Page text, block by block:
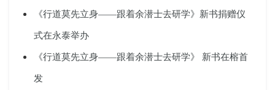
《行道莫先立身——跟着余潜士去研学》新书捐赠仪
式在永泰举办
《行道莫先立身——跟着余潜士去研学》 新书在榕首
发